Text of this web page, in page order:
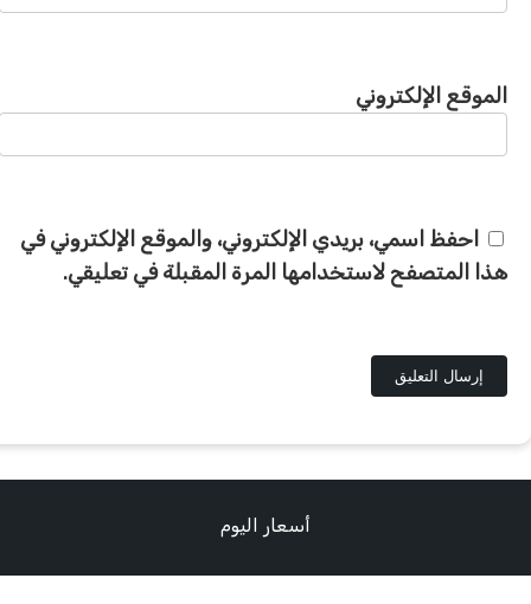
الموقع الإلكتروني
احفظ اسمي، بريدي الإلكتروني، والموقع الإلكتروني في
هذا المتصفح لاستخدامها المرة المقبلة في تعليقي.
أسعار اليوم